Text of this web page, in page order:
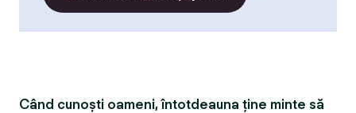
Când cunoști oameni, întotdeauna ține minte să